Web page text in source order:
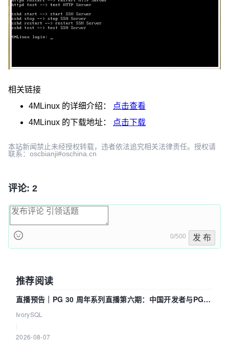
相关链接
4MLinux 的详细介绍：
点击查看
4MLinux 的下载地址： 点击下载
本站新闻禁止未经授权转载，违者依法追究相关法律责任。授权请
联系：oscbianji#oschina.cn
评论: 2
0/500 发 布
推荐阅读
直播预告｜PG 30 周年系列直播第六期：中国开发者与PG内
核——我们改得动吗？我们贡献了什么？
IvorySQL
2026-08-07